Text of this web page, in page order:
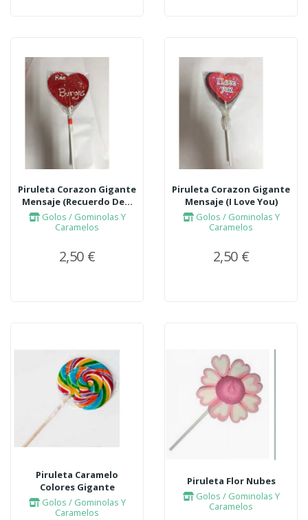
Piruleta Corazon Gigante
Mensaje (Recuerdo De...
Golos / Gominolas Y
Caramelos
2,50 €
Piruleta Corazon Gigante
Mensaje (I Love You)
Golos / Gominolas Y
Caramelos
2,50 €
Piruleta Caramelo
Colores Gigante
Golos / Gominolas Y
Caramelos
Piruleta Flor Nubes
Golos / Gominolas Y
Caramelos